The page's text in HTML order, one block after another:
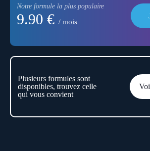
Notre formule la plus populaire
9.90 € / mois
Plusieurs formules sont
disponibles, trouvez celle
qui vous convient